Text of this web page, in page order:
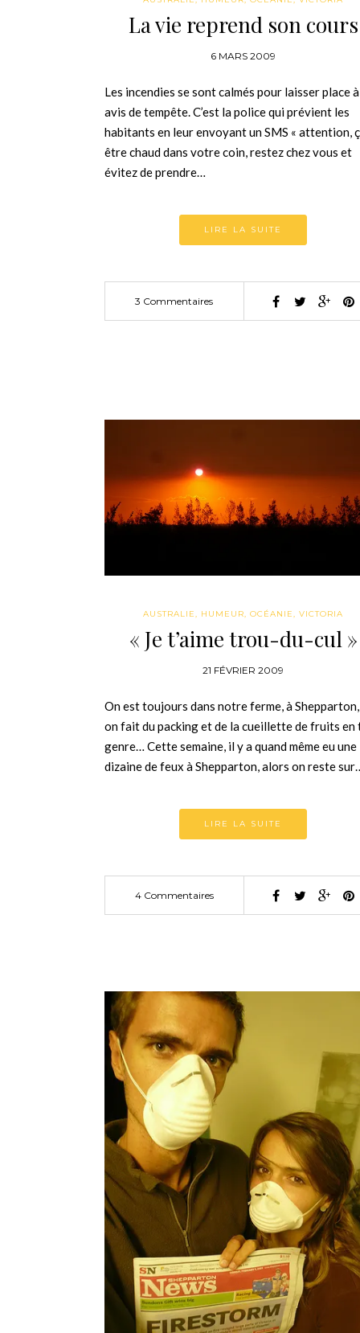
La vie reprend son cours
6 MARS 2009
Les incendies se sont calmés pour laisser place
avis de tempête. C’est la police qui prévient les
habitants en leur envoyant un SMS « attention,
être chaud dans votre coin, restez chez vous et
évitez de prendre…
LIRE LA SUITE
3 Commentaires
AUSTRALIE, HUMEUR, OCÉANIE, VICTORIA
« Je t’aime trou-du-cul »
21 FÉVRIER 2009
On est toujours dans notre ferme, à
on fait du packing et de la cueillette de fruits en
genre… Cette semaine, il y a quand même eu une
dizaine de feux à Shepparton, alors on reste
LIRE LA SUITE
4 Commentaires